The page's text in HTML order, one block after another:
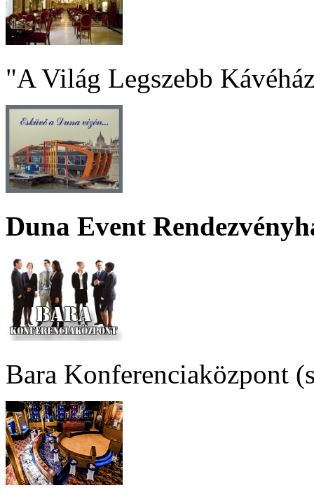
"A Világ Legszebb
Duna Event
Bara Konferenciaközpont